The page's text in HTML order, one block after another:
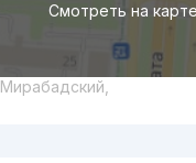
Смотреть на карте